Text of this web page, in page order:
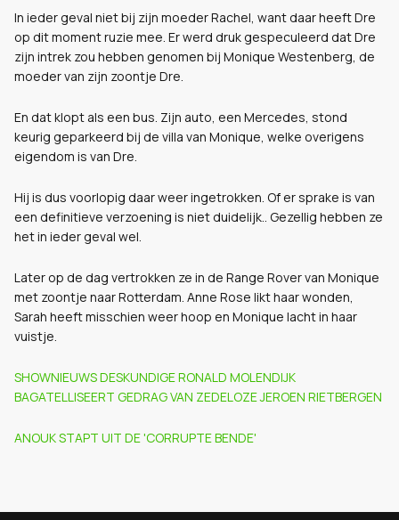
In ieder geval niet bij zijn moeder Rachel, want daar heeft Dre
op dit moment ruzie mee. Er werd druk gespeculeerd dat Dre
zijn intrek zou hebben genomen bij Monique Westenberg, de
moeder van zijn zoontje Dre.
En dat klopt als een bus. Zijn auto, een Mercedes, stond
keurig geparkeerd bij de villa van Monique, welke overigens
eigendom is van Dre.
Hij is dus voorlopig daar weer ingetrokken. Of er sprake is van
een definitieve verzoening is niet duidelijk.. Gezellig hebben ze
het in ieder geval wel.
Later op de dag vertrokken ze in de Range Rover van Monique
met zoontje naar Rotterdam. Anne Rose likt haar wonden,
Sarah heeft misschien weer hoop en Monique lacht in haar
vuistje.
SHOWNIEUWS DESKUNDIGE RONALD MOLENDIJK
BAGATELLISEERT GEDRAG VAN ZEDELOZE JEROEN RIETBERGEN
ANOUK STAPT UIT DE 'CORRUPTE BENDE'